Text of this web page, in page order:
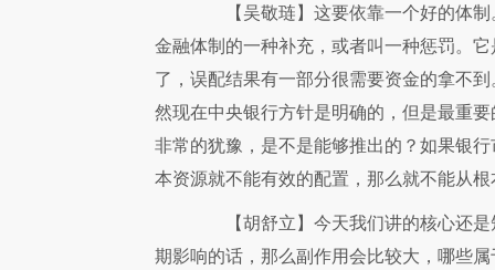
【吴敬琏】 这要依靠一个好的体
金融体制的一种补充，或者叫一种惩罚。
了，误配结果有一部分很需要资金的拿不
然现在中央银行方针是明确的，但是最重
非常的犹豫，是不是能够推出的？如果银
本资源就不能有效的配置，那么就不能从
【胡舒立】 今天我们讲的核心还
期影响的话，那么副作用会比较大，哪些